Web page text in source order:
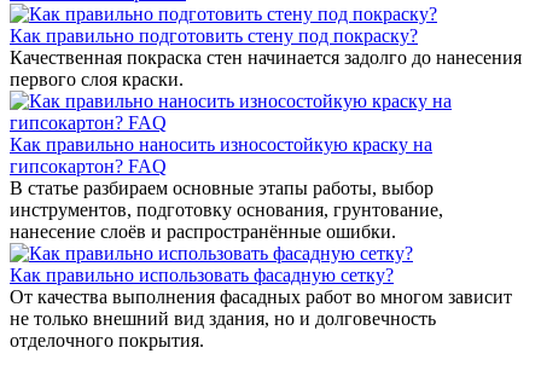
Как правильно подготовить стену под покраску?
Качественная покраска стен начинается задолго до нанесения
первого слоя краски.
Как правильно наносить износостойкую краску на
гипсокартон? FAQ
В статье разбираем основные этапы работы, выбор
инструментов, подготовку основания, грунтование,
нанесение слоёв и распространённые ошибки.
Как правильно использовать фасадную сетку?
От качества выполнения фасадных работ во многом зависит
не только внешний вид здания, но и долговечность
отделочного покрытия.